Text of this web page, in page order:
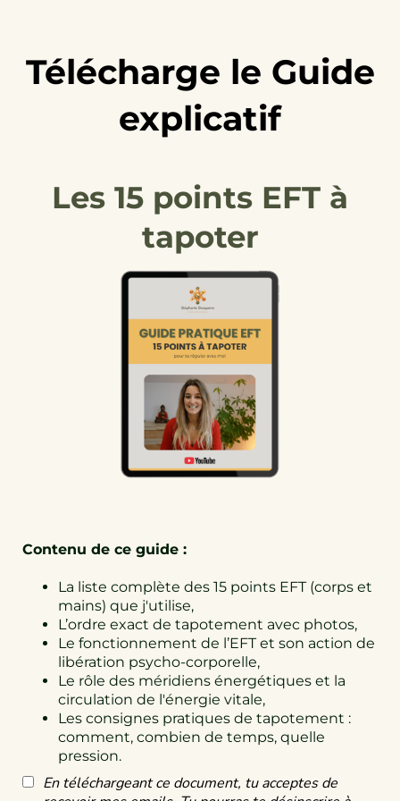
Télécharge le Guide
explicatif
Les 15 points EFT à
tapoter
Contenu de ce guide :
La liste complète des 15 points EFT (corps et
mains) que j'utilise,
L’ordre exact de tapotement avec photos,
Le fonctionnement de l’EFT et son action de
libération psycho-corporelle,
Le rôle des méridiens énergétiques et la
circulation de l'énergie vitale,
Les consignes pratiques de tapotement :
comment, combien de temps, quelle
pression.
En téléchargeant ce document, tu acceptes de